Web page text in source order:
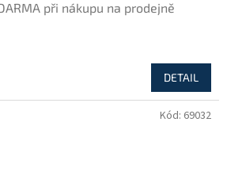
při nákupu na prodejně
DETAIL
Kód: 69032